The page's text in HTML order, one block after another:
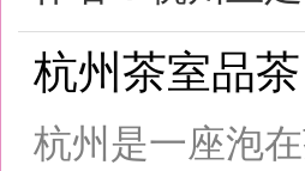
杭州日式居酒屋
我下班后的夜生活
惫，有时候在汤泉